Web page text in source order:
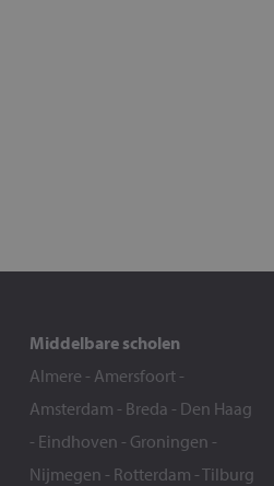
Middelbare scholen
Almere - Amersfoort -
Amsterdam - Breda - Den Haag
- Eindhoven - Groningen -
Nijmegen - Rotterdam -Tilburg